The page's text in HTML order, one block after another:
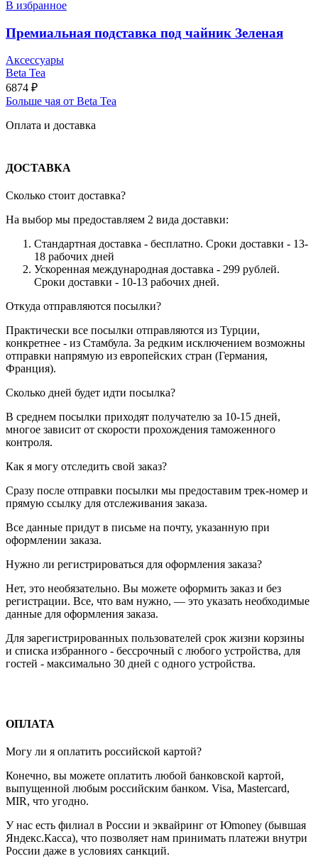
В избранное
Премиальная подставка под чайник Зеленая
Аксессуары
Beta Tea
6874 ₽
Больше чая от Beta Tea
Оплата и доставка
ДОСТАВКА
Сколько стоит доставка?
На выбор мы предоставляем 2 вида доставки:
Стандартная доставка - бесплатно. Сроки доставки - 13-
18 рабочих дней
Ускоренная международная доставка - 299 рублей.
Сроки доставки - 10-13 рабочих дней.
Откуда отправляются посылки?
Практически все посылки отправляются из Турции,
конкретнее - из Стамбула. За редким исключением возможны
отправки напрямую из европейских стран (Германия,
Франция).
Сколько дней будет идти посылка?
В среднем посылки приходят получателю за 10-15 дней,
многое зависит от скорости прохождения таможенного
контроля.
Как я могу отследить свой заказ?
Сразу после отправки посылки мы предоставим трек-номер и
прямую ссылку для отслеживания заказа.
Все данные придут в письме на почту, указанную при
оформлении заказа.
Нужно ли регистрироваться для оформления заказа?
Нет, это необязательно. Вы можете оформить заказ и без
регистрации. Все, что вам нужно, — это указать необходимые
данные для оформления заказа.
Для зарегистрированных пользователей срок жизни корзины
и списка избранного - бессрочный с любого устройства, для
гостей - максимально 30 дней с одного устройства.
ОПЛАТА
Могу ли я оплатить российской картой?
Конечно, вы можете оплатить любой банковской картой,
выпущенной любым российским банком. Visa, Mastercard,
MIR, что угодно.
У нас есть филиал в России и эквайринг от Юmoney (бывшая
Яндекс.Касса), что позволяет нам принимать платежи внутри
России даже в условиях санкций.